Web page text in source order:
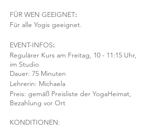
FÜR WEN GEEIGNET:
Für alle Yogis geeignet.
EVENT-INFOS:
Regulärer Kurs am Freitag, 10 - 11:15 Uhr,
im Studio
Dauer: 75 Minuten
Lehrerin: Michaela
Preis: gemäß Preisliste der YogaHeimat,
Bezahlung vor Ort
KONDITIONEN: